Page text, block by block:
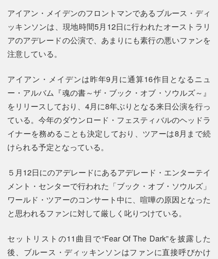
アイアン・メイデンのフロントマンであるブルース・ディ
ッキンソンは、現地時間5月12日に行われたオーストラリ
アのアデレードの公演で、あまりにも素行の悪いファンを
注意している。
アイアン・メイデンは昨年9月に通算16作目となるニュ
ー・アルバム『魂の書～ザ・ブック・オブ・ソウルズ～』
をリリースしており、4月に8年ぶりとなる来日公演を行っ
ている。今年のダウンロード・フェスティバルのヘッドラ
イナーを務めることも決定しており、ツアーは8月まで続
けられる予定となっている。
５月12日にのアデレードにあるアデレード・エンターテイ
メント・センターで行われた「ブック・オブ・ソウルズ」
ワールド・ツアーのコンサート中に、喧嘩の原因となった
と思われるファンに対して厳しく叱りつけている。
セットリストの11曲目で“Fear Of The Dark”を披露した
後、ブルース・ディッキンソンはファンに直接呼びかけ